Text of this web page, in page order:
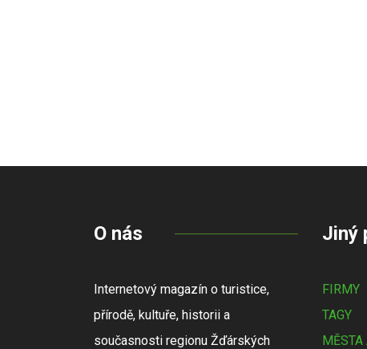
O nás
Internetový magazín o turistice,
přírodě, kultuře, historii a
současnosti regionu Žďárských
Jiný
FIRMY
TAGY
MĚSTA